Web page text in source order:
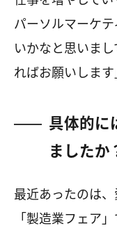
パーソルマーケ
いかなと思いま
ればお願いします
具体的に
ましたか
最近あったのは
「製造業フェア